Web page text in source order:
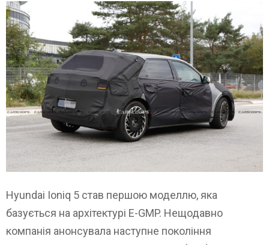
Hyundai Ioniq 5 став першою моделлю, яка
базується на архітектурі E-GMP. Нещодавно
компанія анонсувала наступне покоління